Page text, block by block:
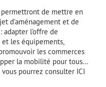
de mettre en
d’aménagement et de
adapter l’offre de
les équipements,
les commerces
la mobilité pour tous...
pourrez consulter ICI